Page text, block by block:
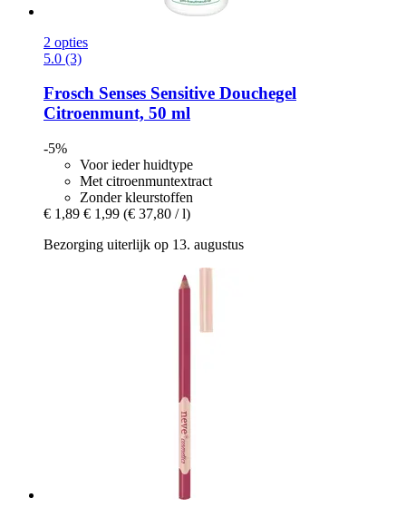
2 opties
5.0 (3)
Frosch Senses Sensitive Douchegel
Citroenmunt, 50 ml
-5%
Voor ieder huidtype
Met citroenmuntextract
Zonder kleurstoffen
€ 1,89 € 1,99 (€ 37,80 / l)
Bezorging uiterlijk op 13. augustus